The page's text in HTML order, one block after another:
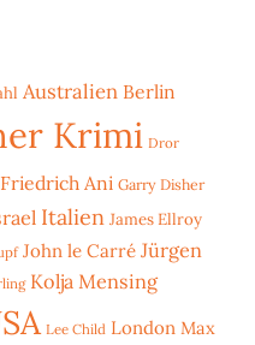
Australien Berlin
Krimi Dror
Friedrich Ani Garry Disher
Italien James Ellroy
John le Carré Jürgen
Kolja Mensing
Lee Child London Max